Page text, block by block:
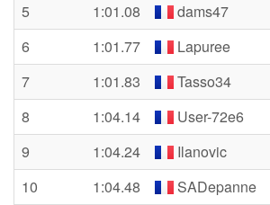
5
1:01.08 dams47
6
1:01.77 Lapuree
7
1:01.83 Tasso34
8
1:04.14 User-72e6
9
1:04.24 Ilanovic
10
1:04.48 SADepanne